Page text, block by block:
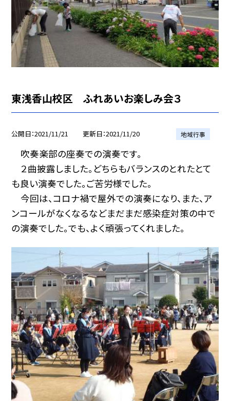
東浅香山校区 ふれあいお楽しみ会３
公開日 2021/11/21 更新日 2021/11/20 地域行事
吹奏楽部の座奏での演奏です。
２曲披露しました。どちらもバランスのとれたとて
も良い演奏でした。ご苦労様でした。
今回は、コロナ禍で屋外での演奏になり、また、ア
ンコールがなくなるなどまだまだ感染症対策の中で
の演奏でした。でも、よく頑張ってくれました。